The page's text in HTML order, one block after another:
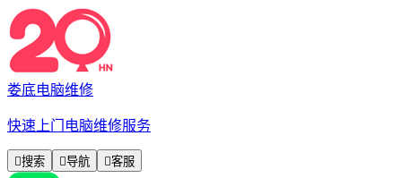
娄底电脑维修
快速上门电脑维修服务
搜索 导航 客服